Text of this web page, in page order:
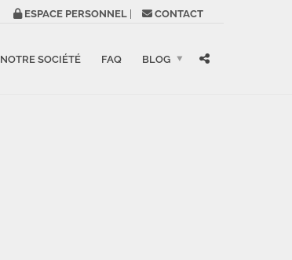
ESPACE PERSONNEL CONTACT
NOTRE SOCIÉTÉ FAQ BLOG